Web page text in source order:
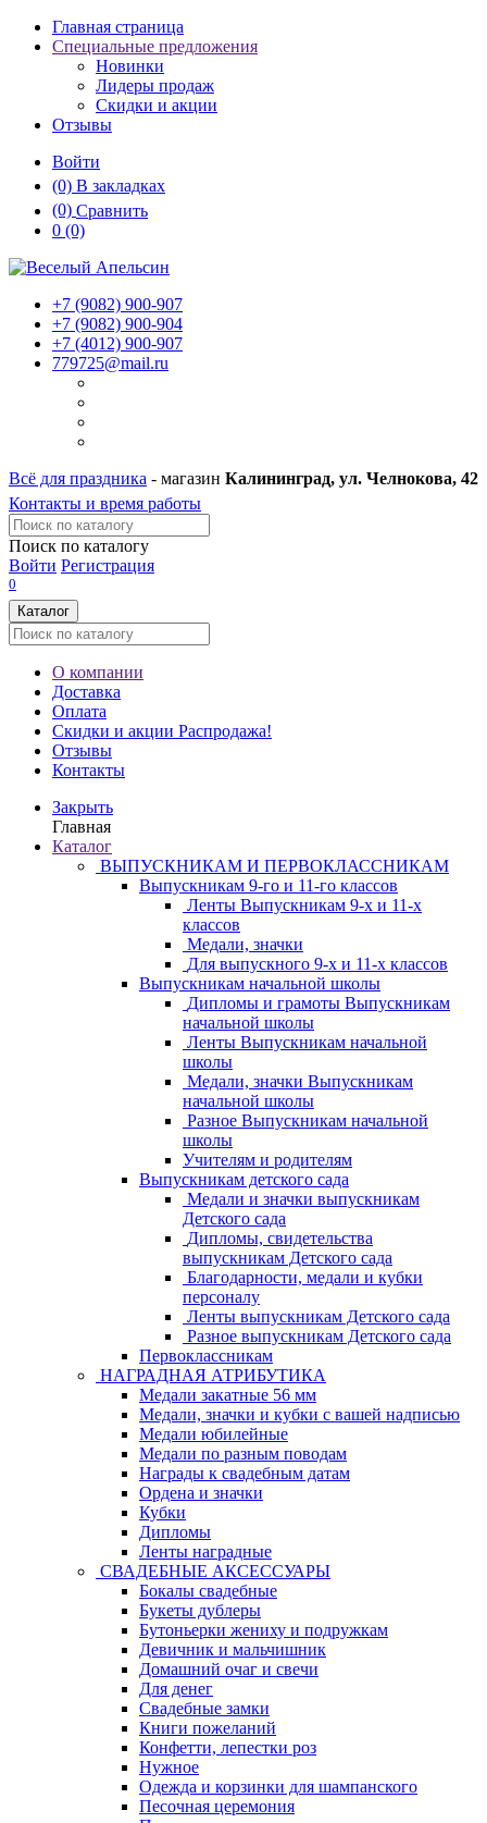
Главная страница
Специальные предложения
Новинки
Лидеры продаж
Скидки и акции
Отзывы
Войти
(0) В закладках
(0) Сравнить
0 (0)
+7 (9082) 900-907
+7 (9082) 900-904
+7 (4012) 900-907
779725@mail.ru
Всё для праздника - магазин Калининград, ул. Челнокова, 42
Контакты и время работы
Поиск по каталогу
Войти Регистрация
0
Каталог
О компании
Доставка
Оплата
Скидки и акции Распродажа!
Отзывы
Контакты
Закрыть
Главная
Каталог
ВЫПУСКНИКАМ И ПЕРВОКЛАССНИКАМ
Выпускникам 9-го и 11-го классов
Ленты Выпускникам 9-х и 11-х
классов
Медали, значки
Для выпускного 9-х и 11-х классов
Выпускникам начальной школы
Дипломы и грамоты Выпускникам
начальной школы
Ленты Выпускникам начальной
школы
Медали, значки Выпускникам
начальной школы
Разное Выпускникам начальной
школы
Учителям и родителям
Выпускникам детского сада
Медали и значки выпускникам
Детского сада
Дипломы, свидетельства
выпускникам Детского сада
Благодарности, медали и кубки
персоналу
Ленты выпускникам Детского сада
Разное выпускникам Детского сада
Первоклассникам
НАГРАДНАЯ АТРИБУТИКА
Медали закатные 56 мм
Медали, значки и кубки с вашей надписью
Медали юбилейные
Медали по разным поводам
Награды к свадебным датам
Ордена и значки
Кубки
Дипломы
Ленты наградные
СВАДЕБНЫЕ АКСЕССУАРЫ
Бокалы свадебные
Букеты дублеры
Бутоньерки жениху и подружкам
Девичник и мальчишник
Домашний очаг и свечи
Для денег
Свадебные замки
Книги пожеланий
Конфетти, лепестки роз
Нужное
Одежда и корзинки для шампанского
Песочная церемония